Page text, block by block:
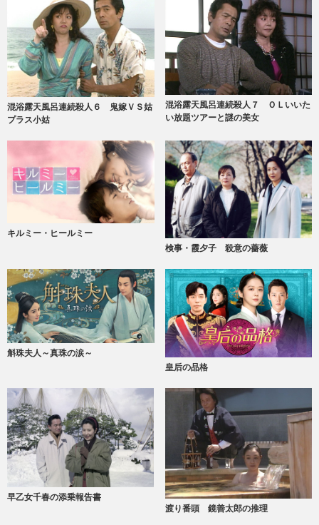
混浴露天風呂連続殺人６ 鬼嫁ＶＳ姑
プラス小姑
混浴露天風呂連続殺人７ ＯＬいいた
い放題ツアーと謎の美女
キルミー・ヒールミー
検事・霞夕子 殺意の薔薇
斛珠夫人～真珠の涙～
皇后の品格
早乙女千春の添乗報告書
渡り番頭 鏡善太郎の推理